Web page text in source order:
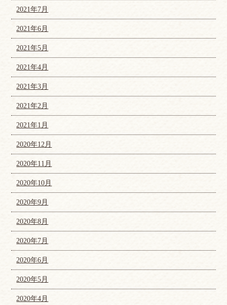
2021年7月
2021年6月
2021年5月
2021年4月
2021年3月
2021年2月
2021年1月
2020年12月
2020年11月
2020年10月
2020年9月
2020年8月
2020年7月
2020年6月
2020年5月
2020年4月